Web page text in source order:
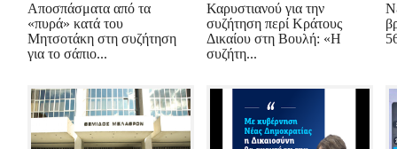
Αποσπάσματα από τα
«πυρά» κατά του
Μητσοτάκη στη συζήτηση
για το σάπιο...
Καρυστιανού για την
συζήτηση περί Κράτους
Δικαίου στη Βουλή: «Η
συζήτη...